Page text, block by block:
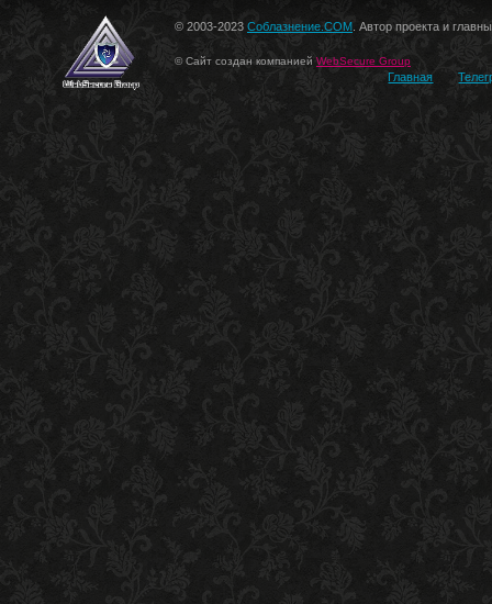
© 2003-2023 Соблазнение.COM . Автор проекта и
© Сайт создан компанией WebSecure Group
Главная